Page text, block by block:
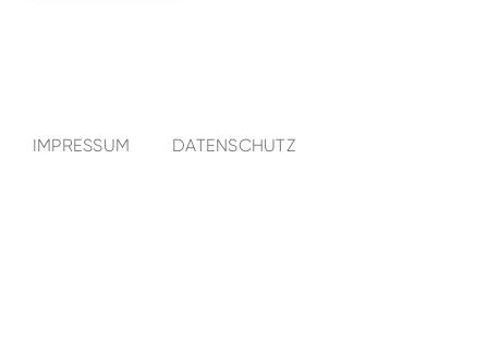
IMPRESSUM DATENSCHUTZ